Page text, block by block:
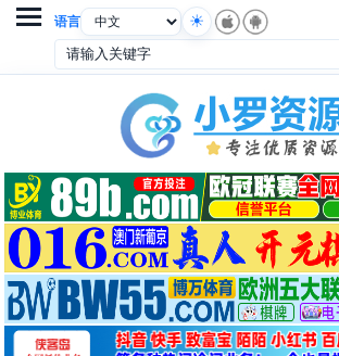
语言
